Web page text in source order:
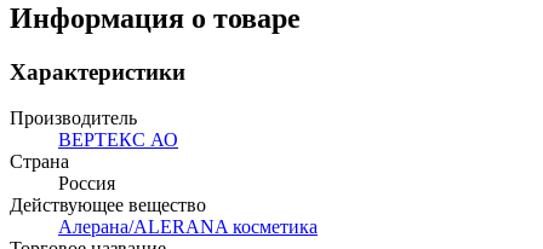
Информация о товаре
Характеристики
Производитель
ВЕРТЕКС АО
Страна
Россия
Действующее вещество
Алерана/ALERANA косметика